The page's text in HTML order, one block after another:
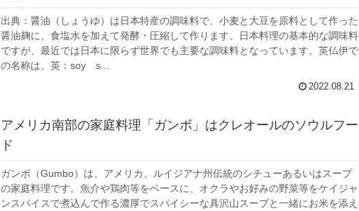
出典：醤油（しょうゆ）は日本特産の調味料で、小麦と大豆を原料として作った
醤油麹に、食塩水を加えて発酵・圧縮して作ります。日本料理の基本的な調味料
ですが、最近では日本に限らず世界でも主要な調味料となっています。英仏伊で
の名称は、英：soy s...
2022.08.21
アメリカ南部の家庭料理「ガンボ」はクレオールのソウルフー
ド
ガンボ（Gumbo）は、アメリカ、ルイジアナ州伝統のシチューあるいはスープ
の家庭料理です。魚介や鶏肉等をベースに、オクラやお好みの野菜等をケイジャ
ンスパイスで煮込んで作る濃厚でスパイシーな具沢山スープと一緒にお米を添え